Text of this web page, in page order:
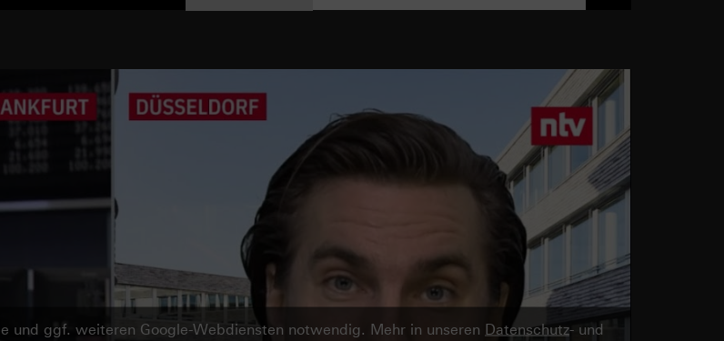
und ggf. weiteren Google-Webdiensten notwendig. Mehr in unseren Datenschutz- und